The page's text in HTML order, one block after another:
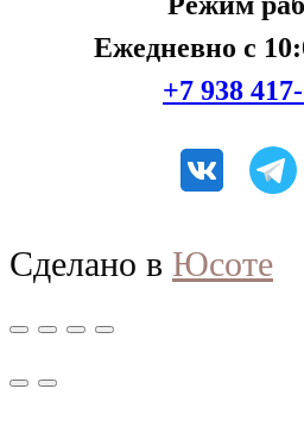
Ежедневно с
+7 938
Сделано в Юсоте